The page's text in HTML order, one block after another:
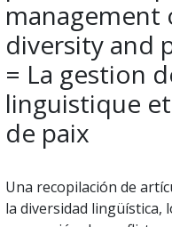
management
diversity and
= La gestion
linguistique
de paix
Una recopilación de
la diversidad lingüística,